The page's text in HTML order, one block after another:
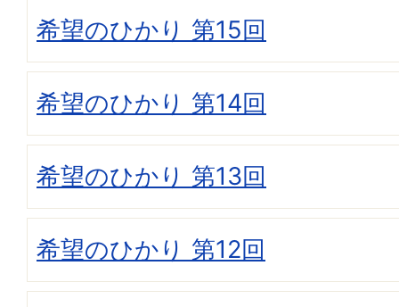
希望のひかり 第15回
希望のひかり 第14回
希望のひかり 第13回
希望のひかり 第12回